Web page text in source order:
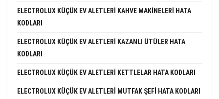
ELECTROLUX KÜÇÜK EV ALETLERI KAHVE MAKINELERI HATA
KODLARI
ELECTROLUX KÜÇÜK EV ALETLERI KAZANLI ÜTÜLER HATA
KODLARI
ELECTROLUX KÜÇÜK EV ALETLERI KETTLELAR HATA KODLARI
ELECTROLUX KÜÇÜK EV ALETLERI MUTFAK ŞEFI HATA KODLARI